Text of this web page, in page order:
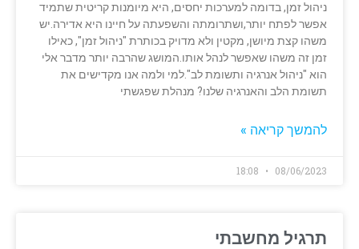
ניהול זמן, בדומה למערכות יחסים, היא מיומנות קריטית שתמיד
אפשר לפתח יותר,ושתרומתה והשפעתה על חיינו היא אדירה.יש
משהו קצת מיושן, מקטין ולא מדויק בכותרת "ניהול זמן", כאילו
זמן זה משהו שאפשר לנהל אותו.המושג שהרבה יותר מדבר אלי
הוא "ניהול אנרגיה ותשומת לב".למי ולמה אנו מקדישים את
תשומת הלב והאנרגיה שלנו? מנהלת שפגשתי
להמשך קריאה »
08/06/2023
תרגיל מחשבתי